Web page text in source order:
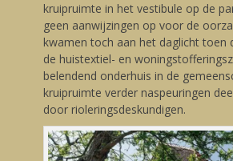
kruipruimte in het vestibule op de
geen aanwijzingen op voor de
kwamen toch aan het daglicht toen
de huistextiel- en
belendend onderhuis in de
kruipruimte verder naspeuringen
door rioleringsdeskundigen.